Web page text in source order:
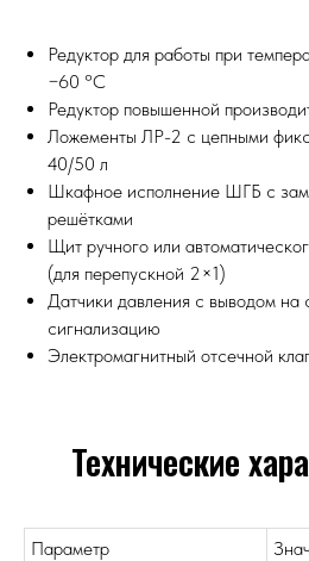
Редуктор для работы при
−60 °С
Редуктор повышенной
Ложементы ЛР-2 с цепными
40/50 л
Шкафное исполнение ШГБ с
решётками
Щит ручного или
(для перепускной 2×1)
Датчики давления с выводом на
сигнализацию
Электромагнитный отсечной
Технические
Параметр